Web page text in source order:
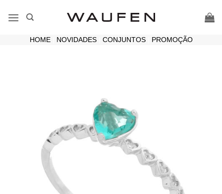
HOME| NOVIDADES| CONJUNTOS| PROMOÇÃO